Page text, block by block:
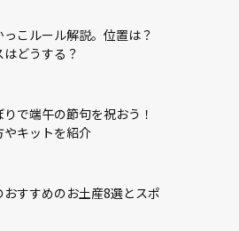
こルール解説。位置は？
どうする？
で端午の節句を祝おう！
キットを紹介
おすすめのお土産8選とスポ